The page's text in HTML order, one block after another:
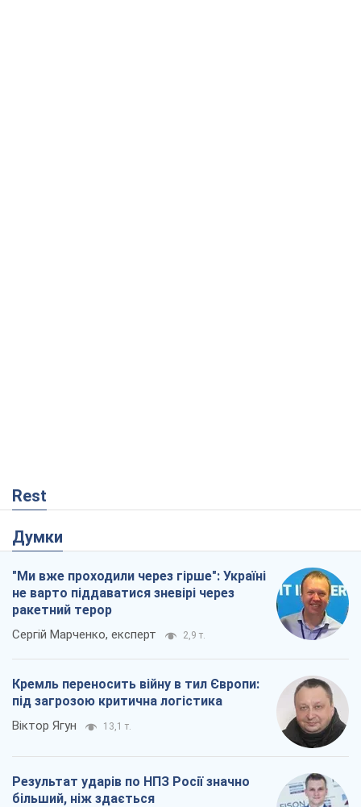
Rest
Думки
"Ми вже проходили через гірше": Україні
не варто піддаватися зневірі через
ракетний терор
Сергій Марченко, експерт 2,9 т.
Кремль переносить війну в тил Європи:
під загрозою критична логістика
Віктор Ягун 13,1 т.
Результат ударів по НПЗ Росії значно
більший, ніж здається